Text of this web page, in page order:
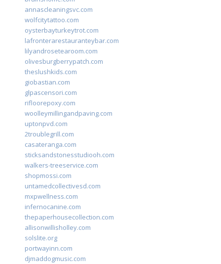
annascleaningsvc.com
wolfcitytattoo.com
oysterbayturkeytrot.com
lafronterarestauranteybar.com
lilyandrosetearoom.com
olivesburgberrypatch.com
theslushkids.com
giobastian.com
glpascensori.com
rifloorepoxy.com
woolleymillingandpaving.com
uptonpvd.com
2troublegrill.com
casateranga.com
sticksandstonesstudiooh.com
walkers-treeservice.com
shopmossi.com
untamedcollectivesd.com
mxpwellness.com
infernocanine.com
thepaperhousecollection.com
allisonwillisholley.com
solslite.org
portwayinn.com
djmaddogmusic.com